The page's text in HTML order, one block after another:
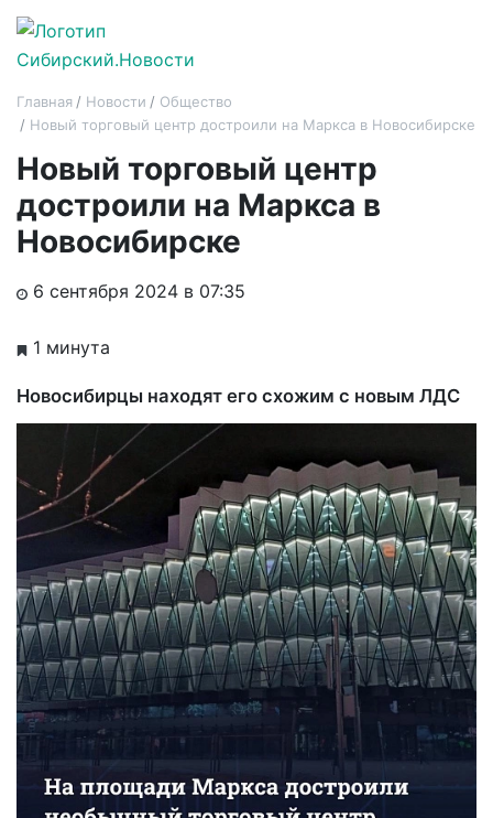
Главная Новости
Общество
Новый торговый центр достроили на Маркса в Новосибирске
Новый торговый центр
достроили на Маркса в
Новосибирске
6 сентября 2024 в 07:35
1 минута
Новосибирцы находят его схожим с новым ЛДС